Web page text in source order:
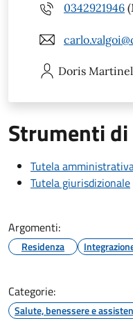
0342921946
Doris
Strumenti
Tutela
Tutela giurisdizionale
Argomenti:
Residenza
Categorie:
Salute, benessere e